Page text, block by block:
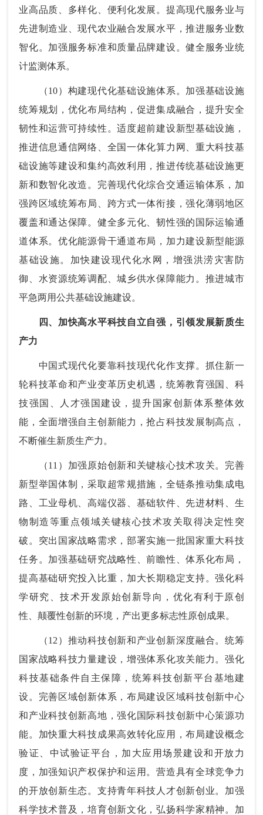
业高品质、多样化、便利化发展。提高现代服务业与
先进制造业、现代农业融合发展水平，推进服务业数
智化。加强服务标准和质量品牌建设。健全服务业统
计监测体系。
（10）构建现代化基础设施体系。加强基础设施
统筹规划，优化布局结构，促进集成融合，提升安全
韧性和运营可持续性。适度超前建设新型基础设施，
推进信息通信网络、全国一体化算力网、重大科技基
础设施等建设和集约高效利用，推进传统基础设施更
新和数智化改造。完善现代化综合交通运输体系，加
强跨区域统筹布局、跨方式一体衔接，强化薄弱地区
覆盖和通达保障。健全多元化、韧性强的国际运输通
道体系。优化能源骨干通道布局，加力建设新型能源
基础设施。加快建设现代化水网，增强洪涝灾害防
御、水资源统筹调配、城乡供水保障能力。推进城市
平急两用公共基础设施建设。
四、加快高水平科技自立自强，引领发展新质生
产力
中国式现代化要靠科技现代化作支撑。抓住新一
轮科技革命和产业变革历史机遇，统筹教育强国、科
技强国、人才强国建设，提升国家创新体系整体效
能，全面增强自主创新能力，抢占科技发展制高点，
不断催生新质生产力。
（11）加强原始创新和关键核心技术攻关。完善
新型举国体制，采取超常规措施，全链条推动集成电
路、工业母机、高端仪器、基础软件、先进材料、生
物制造等重点领域关键核心技术攻关取得决定性突
破。突出国家战略需求，部署实施一批国家重大科技
任务。加强基础研究战略性、前瞻性、体系化布局，
提高基础研究投入比重，加大长期稳定支持。强化科
学研究、技术开发原始创新导向，优化有利于原创
性、颠覆性创新的环境，产出更多标志性原创成果。
（12）推动科技创新和产业创新深度融合。统筹
国家战略科技力量建设，增强体系化攻关能力。强化
科技基础条件自主保障，统筹科技创新平台基地建
设。完善区域创新体系，布局建设区域科技创新中心
和产业科技创新高地，强化国际科技创新中心策源功
能。加快重大科技成果高效转化应用，布局建设概念
验证、中试验证平台，加大应用场景建设和开放力
度，加强知识产权保护和运用。营造具有全球竞争力
的开放创新生态。支持青年科技人才创新创业。加强
科学技术普及，培育创新文化，弘扬科学家精神。加